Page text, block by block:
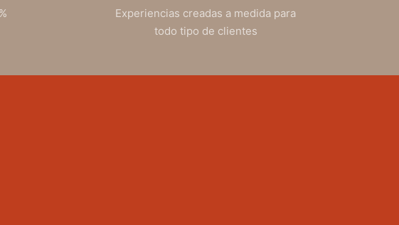
Experiencias creadas a medida para
todo tipo de clientes